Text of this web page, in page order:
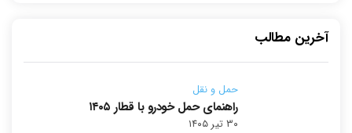
آخرین مطالب
حمل و نقل
راهنمای حمل خودرو با قطار ۱۴۰۵
۳۰ تیر ۱۴۰۵